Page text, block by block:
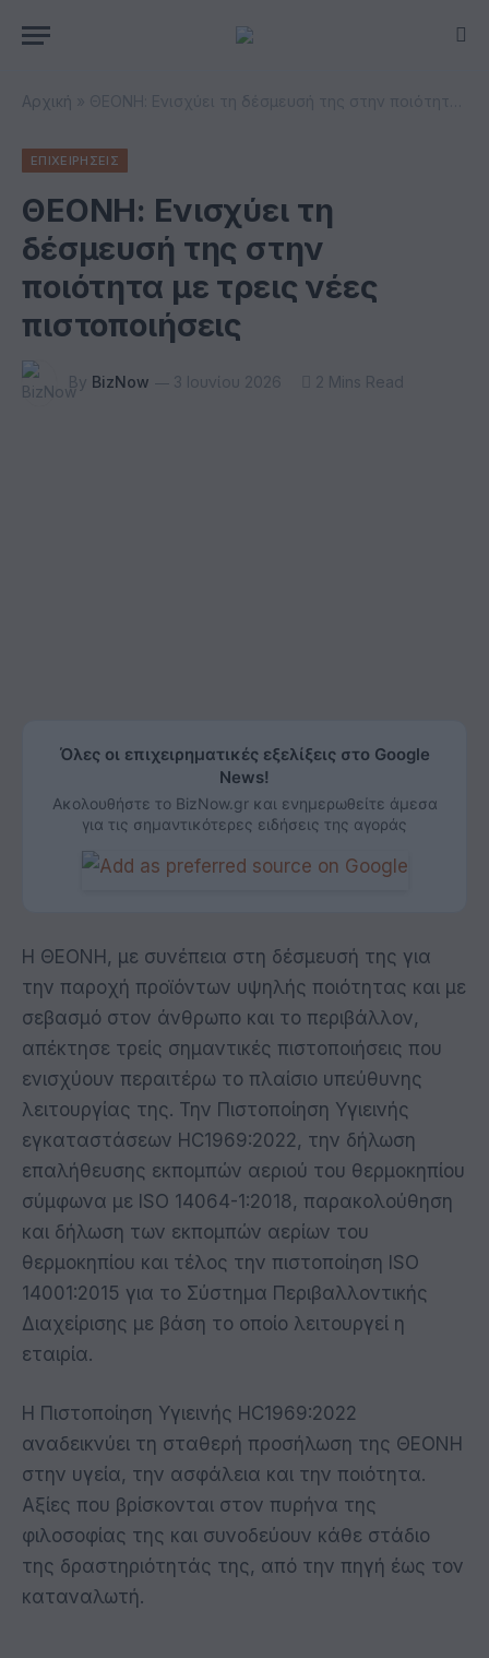
Αρχική
ΕΠΙΧΕΙΡΗΣΕΙΣ
ΘΕΟΝΗ: Ενισχύει τη
δέσμευσή της στην
ποιότητα με τρεις νέες
πιστοποιήσεις
By BizNow 3 Ιουνίου 2026 2 Mins Read
Όλες οι επιχειρηματικές εξελίξεις στο Google
News!
Ακολουθήστε το BizNow.gr και ενημερωθείτε άμεσα
για τις σημαντικότερες ειδήσεις της αγοράς
Η ΘΕΟΝΗ, με συνέπεια στη δέσμευσή της για
την παροχή προϊόντων υψηλής ποιότητας και με
σεβασμό στον άνθρωπο και το περιβάλλον,
απέκτησε τρείς σημαντικές πιστοποιήσεις που
ενισχύουν περαιτέρω το πλαίσιο υπεύθυνης
λειτουργίας της. Την Πιστοποίηση Υγιεινής
εγκαταστάσεων HC1969:2022, την δήλωση
επαλήθευσης εκπομπών αεριού του θερμοκηπίου
σύμφωνα με ISO 14064-1:2018, παρακολούθηση
και δήλωση των εκπομπών αερίων του
θερμοκηπίου και τέλος την πιστοποίηση ISO
14001:2015 για το Σύστημα Περιβαλλοντικής
Διαχείρισης με βάση το οποίο λειτουργεί η
εταιρία.
Η Πιστοποίηση Υγιεινής HC1969:2022
αναδεικνύει τη σταθερή προσήλωση της ΘΕΟΝΗ
στην υγεία, την ασφάλεια και την ποιότητα.
Αξίες που βρίσκονται στον πυρήνα της
φιλοσοφίας της και συνοδεύουν κάθε στάδιο
της δραστηριότητάς της, από την πηγή έως τον
καταναλωτή.